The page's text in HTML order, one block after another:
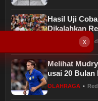
Hasil Uji
Dikalahkan
OLAHRAGA •
Melihat
usai 20 Bulan
OLAHRAGA •
x